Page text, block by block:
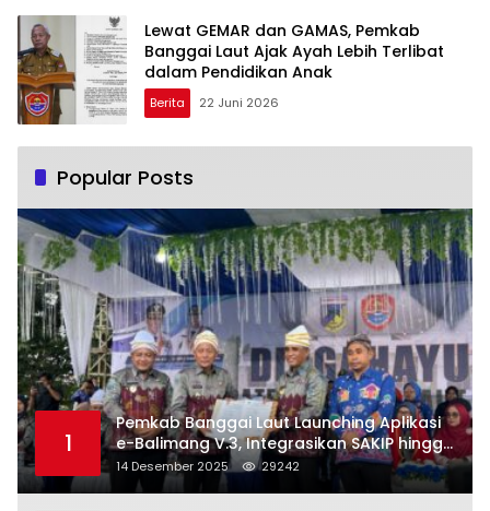
Lewat GEMAR dan GAMAS, Pemkab
Banggai Laut Ajak Ayah Lebih Terlibat
dalam Pendidikan Anak
Berita 22 Juni 2026
Popular Posts
1
Pemkab Banggai Laut Launching Aplikasi
e-Balimang V.3, Integrasikan SAKIP hingga
Satu Data Layanan Publik
14 Desember 2025 29242